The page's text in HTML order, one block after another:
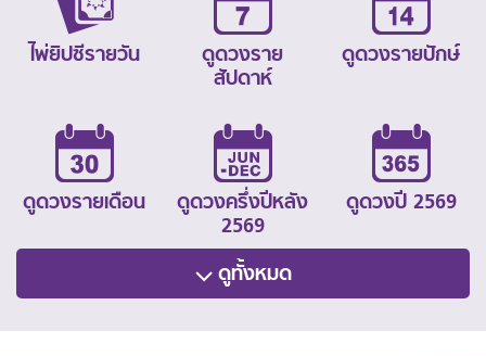
ไพ่ยิปซีรายวัน
ดูดวงราย
สัปดาห์
ดูดวงรายปักษ์
ดูดวงรายเดือน
ดูดวงครึ่งปีหลัง
2569
ดูดวงปี 2569
ดูทั้งหมด